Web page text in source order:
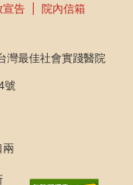
宣告
院內信箱
灣最佳社會實踐醫院
號
兩